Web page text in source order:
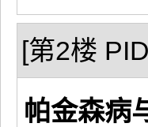
[第2楼
帕金森病